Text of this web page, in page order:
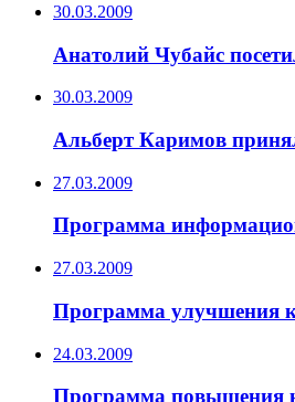
30.03.2009
Анатолий Чубайс
30.03.2009
Альберт Каримов
27.03.2009
Программа
27.03.2009
Программа улучшения
24.03.2009
Программа повышения